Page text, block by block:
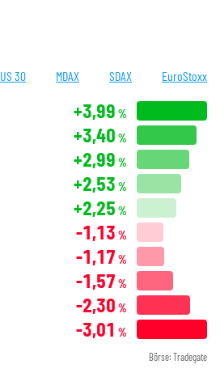
US 30 MDAX SDAX EuroStoxx
+3,99 %
+3,40 %
+2,99 %
+2,53 %
+2,25 %
-1,13 %
-1,17 %
-1,57 %
-2,30 %
-3,01 %
Börse: Tradegate